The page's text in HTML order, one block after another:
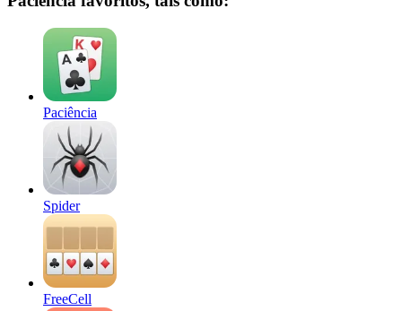
Paciência
Spider
FreeCell